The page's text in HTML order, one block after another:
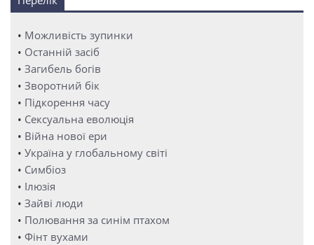
• Можливість зупинки
• Останній засіб
• Загибель богів
• Зворотний бік
• Підкорення часу
• Сексуальна еволюція
• Війна нової ери
• Україна у глобальному світі
• Симбіоз
• Ілюзія
• Зайві люди
• Полювання за синім птахом
• Фінт вухами